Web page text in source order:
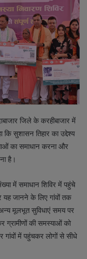
जिले के करहीबाजार में
सुशासन तिहार का उद्देश्य
का समाधान करना और
है।
में समाधान शिविर में पहुंचे
यह जानने के लिए गांवों तक
मूलभूत सुविधाएं समय पर
ग्रामीणों की समस्याओं को
गांवों में पहुंचकर लोगों से सीधे